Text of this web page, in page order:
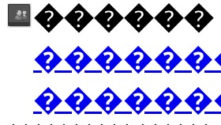
������